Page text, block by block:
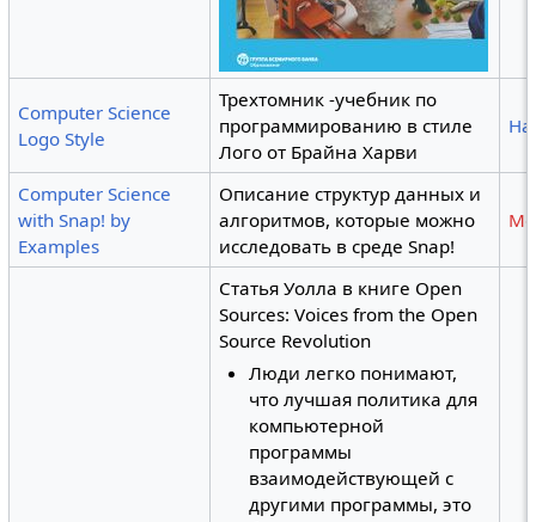
Computer Science
Logo Style
Трехтомник -учебник по
программированию в стиле
Лого от Брайна Харви
Computer Science
with Snap! by
Examples
Описание структур данных и
алгоритмов, которые можно
исследовать в среде Snap!
Статья Уолла в книге Open
Sources: Voices from the Open
Source Revolution
Люди легко понимают,
что лучшая политика для
компьютерной
программы
взаимодействующей с
другими программы, это